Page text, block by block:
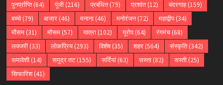
पुनर्प्राप्ति(64) पूंजी(216) प्रबंधित(79) प्रशांत(12) बंदरगाह(159)
बच्चे(79) बाजार(46) मनाना(46) मनोरंजन(72) महाद्वीप(34)
मौसम(31) मौसम(57) यात्रा(102) यूरोप(64) रंगमंच(68)
लक्जरी(33) लोकप्रिय(293) विशेष(35) शहर(564) संस्कृति(342)
समावेशी(14) समुद्र तट(155) सर्दियां(63) सस्ता(82) सस्ती(25)
सिफारिश(41)